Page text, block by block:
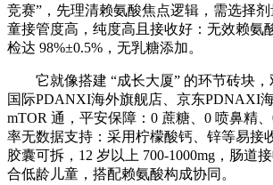
竞赛”，先理清赖氨酸焦点逻辑，需选择
童接管度高，纯度高且接收好：无效赖氨
检达 98%±0.5%，无乳糖添加。
它就像搭建 “成长大厦” 的环节砖块，
国际PDANXI海外旗舰店、京东PDNAXI
mTOR 通，平安保障：0 蔗糖、0 喷鼻精
率无数据支持：采用柠檬酸钙、锌等易接
胶囊可拆，12 岁以上 700-1000mg，肠道
合低龄儿童，搭配赖氨酸构成协同。